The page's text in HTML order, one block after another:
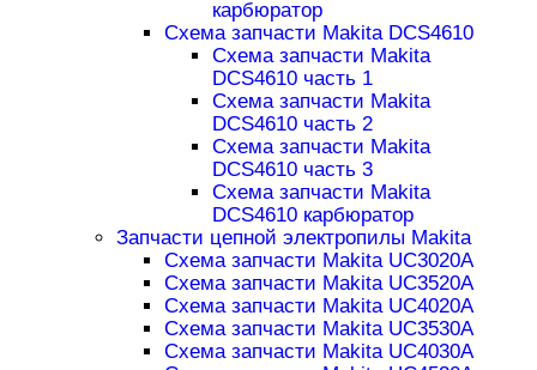
карбюратор
Схема запчасти Makita DCS4610
Схема запчасти Makita
DCS4610 часть 1
Схема запчасти Makita
DCS4610 часть 2
Схема запчасти Makita
DCS4610 часть 3
Схема запчасти Makita
DCS4610 карбюратор
Запчасти цепной электропилы Makita
Схема запчасти Makita UC3020A
Схема запчасти Makita UC3520A
Схема запчасти Makita UC4020A
Схема запчасти Makita UC3530A
Схема запчасти Makita UC4030A